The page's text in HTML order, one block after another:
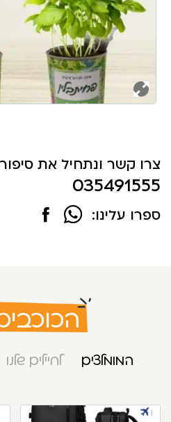
צרו קשר ונתחיל את
035491555
ספרו עלינו:
המומלצים לחיילים שלנו